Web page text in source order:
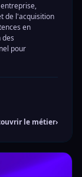
de l'acquisition
en
des
pour
le métier›